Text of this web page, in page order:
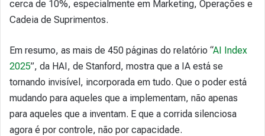
cerca de 10%, especialmente em Marketing, Operações e
Cadeia de Suprimentos.
Em resumo, as mais de 450 páginas do relatório “AI Index
2025”, da HAI, de Stanford, mostra que a IA está se
tornando invisível, incorporada em tudo. Que o poder está
mudando para aqueles que a implementam, não apenas
para aqueles que a inventam. E que a corrida silenciosa
agora é por controle, não por capacidade.